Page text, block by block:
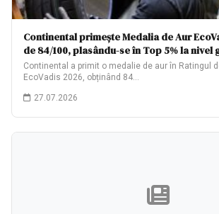
Continental primește Medalia de Aur
de 84/100, plasându-se în Top 5% la nivel
Continental a primit o medalie de aur în Ratingul
EcoVadis 2026, obținând 84…
27.07.2026